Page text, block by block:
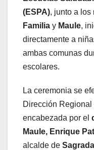
(ESPA), junto a los
Familia y Maule,
directamente a
ambas comunas
escolares.
La ceremonia se
Dirección
encabezada por el
Maule, Enrique
alcalde de